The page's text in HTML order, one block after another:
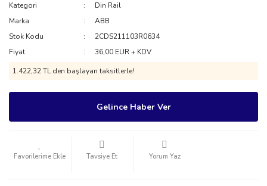
Kategori
Din Rail
Marka
ABB
Stok Kodu
2CDS211103R0634
Fiyat
36,00 EUR + KDV
1.422,32 TL den başlayan taksitlerle!
Gelince Haber Ver
Tavsiye Et Yorum Yaz